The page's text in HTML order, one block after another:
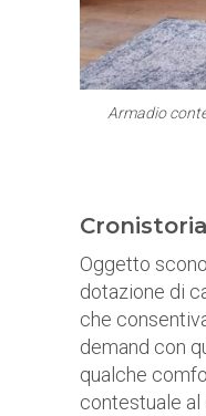
Armadio
Oggetto
dotazione di
che
demand con
qualche
contestuale